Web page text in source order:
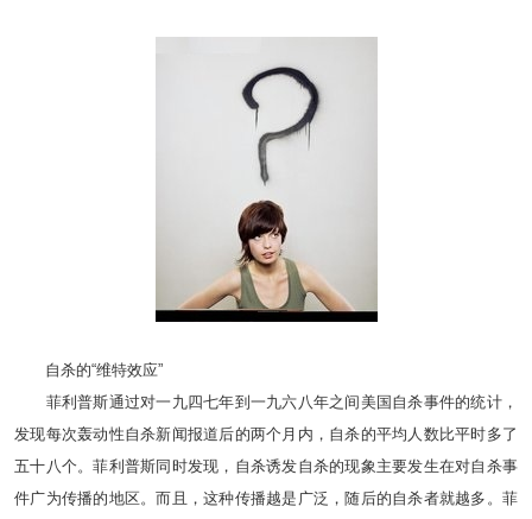
自杀的“维特效应”
菲利普斯通过对一九四七年到一九六八年之间美国自杀事件的统计，
发现每次轰动性自杀新闻报道后的两个月内，自杀的平均人数比平时多了
五十八个。菲利普斯同时发现，自杀诱发自杀的现象主要发生在对自杀事
件广为传播的地区。而且，这种传播越是广泛，随后的自杀者就越多。菲